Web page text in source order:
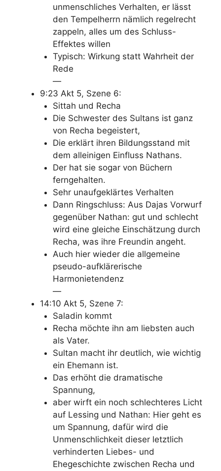
unmenschliches Verhalten, er lässt
den Tempelherrn nämlich regelrecht
zappeln, alles um des Schluss-
Effektes willen
Typisch: Wirkung statt Wahrheit der
Rede
—
9:23 Akt 5, Szene 6:
Sittah und Recha
Die Schwester des Sultans ist ganz
von Recha begeistert,
Die erklärt ihren Bildungsstand mit
dem alleinigen Einfluss Nathans.
Der hat sie sogar von Büchern
ferngehalten.
Sehr unaufgeklärtes Verhalten
Dann Ringschluss: Aus Dajas Vorwurf
gegenüber Nathan: gut und schlecht
wird eine gleiche Einschätzung durch
Recha, was ihre Freundin angeht.
Auch hier wieder die allgemeine
pseudo-aufklärerische
Harmonietendenz
—
14:10 Akt 5, Szene 7:
Saladin kommt
Recha möchte ihn am liebsten auch
als Vater.
Sultan macht ihr deutlich, wie wichtig
ein Ehemann ist.
Das erhöht die dramatische
Spannung,
aber wirft ein noch schlechteres Licht
auf Lessing und Nathan: Hier geht es
um Spannung, dafür wird die
Unmenschlichkeit dieser letztlich
verhinderten Liebes- und
Ehegeschichte zwischen Recha und